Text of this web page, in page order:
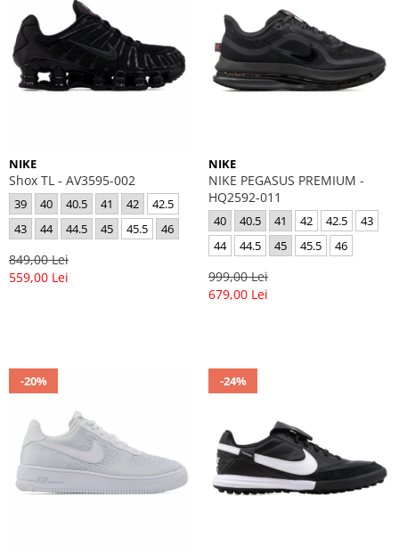
NIKE
Shox TL - AV3595-002
39 40 40.5 41 42
42.5
43
44 44.5 45 45.5 46
849,00 Lei
559,00 Lei
NIKE
NIKE PEGASUS PREMIUM -
HQ2592-011
40 40.5 41 42 42.5
43
44
44.5 45 45.5 46
999,00 Lei
679,00 Lei
-20% -24%